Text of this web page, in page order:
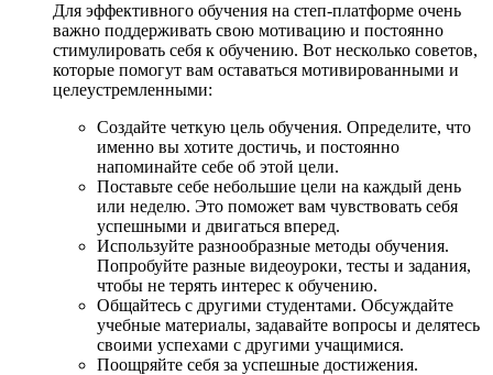
Для эффективного обучения на степ-платформе очень
важно поддерживать свою мотивацию и постоянно
стимулировать себя к обучению. Вот несколько советов,
которые помогут вам оставаться мотивированными и
целеустремленными:
Создайте четкую цель обучения. Определите, что
именно вы хотите достичь, и постоянно
напоминайте себе об этой цели.
Поставьте себе небольшие цели на каждый день
или неделю. Это поможет вам чувствовать себя
успешными и двигаться вперед.
Используйте разнообразные методы обучения.
Попробуйте разные видеоуроки, тесты и задания,
чтобы не терять интерес к обучению.
Общайтесь с другими студентами. Обсуждайте
учебные материалы, задавайте вопросы и делятесь
своими успехами с другими учащимися.
Поощряйте себя за успешные достижения.